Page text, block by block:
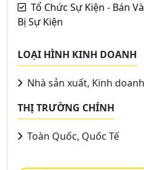
Tổ Chức Sự Kiện - Bán
Bị Sự Kiện
LOẠI HÌNH KINH DOANH
Nhà sản xuất, Kinh
THỊ TRƯỜNG CHÍNH
Toàn Quốc, Quốc Tế